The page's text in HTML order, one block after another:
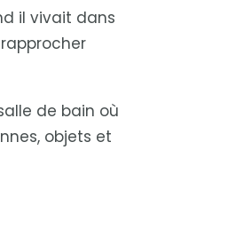
il vivait dans
de bain où
objets et